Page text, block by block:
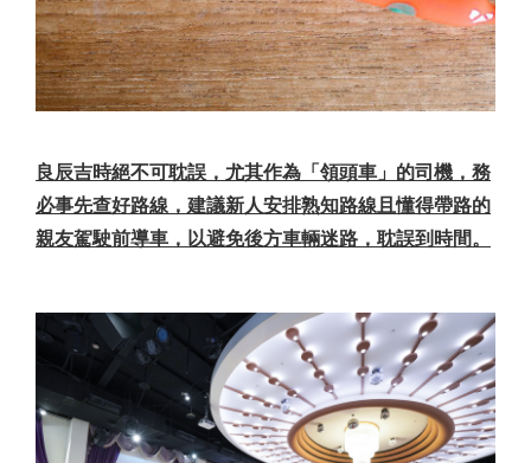
良辰吉時絕不可耽誤，尤其作為「領頭車」的司機，務
必事先查好路線，建議新人安排熟知路線且懂得帶路的
親友駕駛前導車，以避免後方車輛迷路，耽誤到時間。